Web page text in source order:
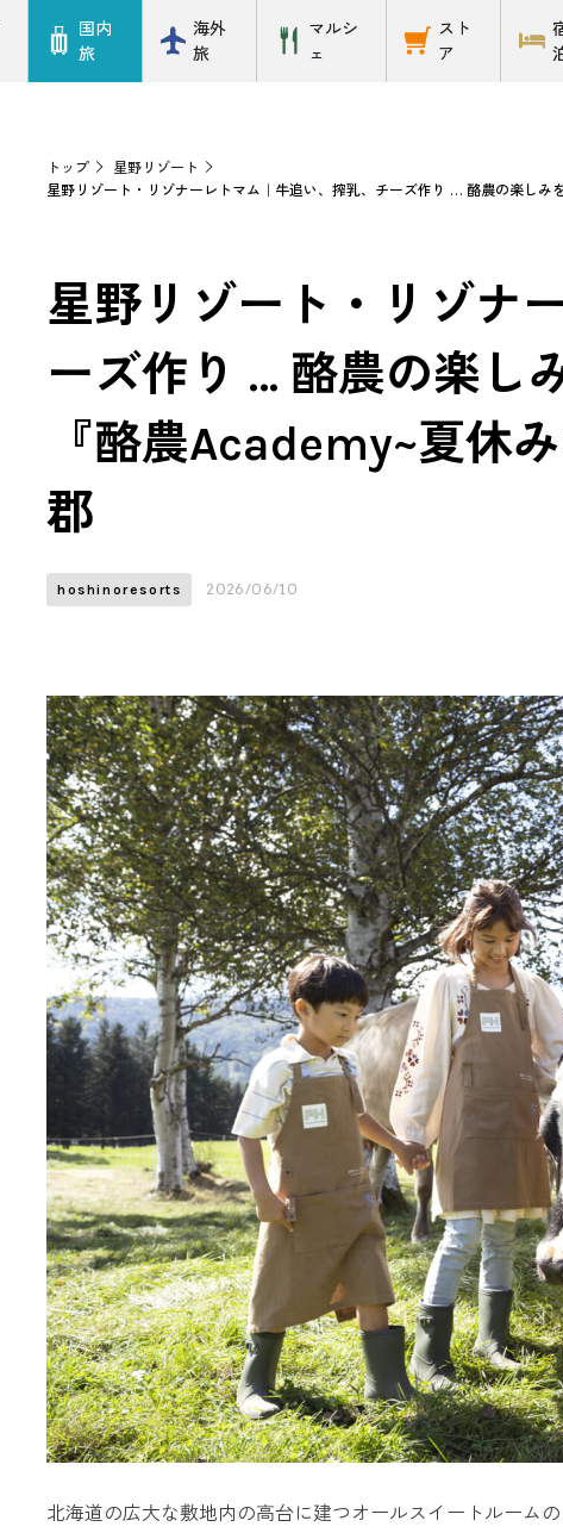
国内
旅
海外
旅
マルシ
ェ
スト
ア
トップ
星野リゾート
星野リゾート・リゾナーレトマム｜牛追い、搾乳、チーズ作り … 酪農の楽し
星野リゾート・リゾナ
ーズ作り … 酪農の楽し
『酪農Academy~夏休
郡
hoshinoresorts 2026/06/10
北海道の広大な敷地内の高台に建つオールスイートルーム